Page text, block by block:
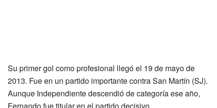
Su primer gol como profesional llegó el 19 de mayo de
2013. Fue en un partido importante contra San Martín (SJ).
Aunque Independiente descendió de categoría ese año,